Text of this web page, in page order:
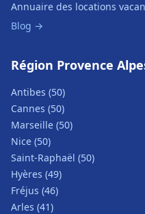
Annuaire des locations
Blog →
Région Provence
Antibes (50)
Cannes (50)
Marseille (50)
Nice (50)
Saint-Raphaël (50)
Hyères (49)
Fréjus (46)
Arles (41)